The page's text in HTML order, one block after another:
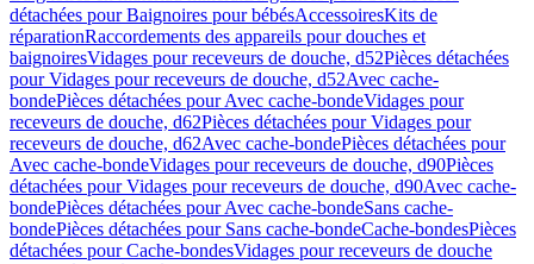
détachées pour Baignoires pour bébésAccessoiresKits de
réparationRaccordements des appareils pour douches et
baignoiresVidages pour receveurs de douche, d52Pièces détachées
pour Vidages pour receveurs de douche, d52Avec cache-
bondePièces détachées pour Avec cache-bondeVidages pour
receveurs de douche, d62Pièces détachées pour Vidages pour
receveurs de douche, d62Avec cache-bondePièces détachées pour
Avec cache-bondeVidages pour receveurs de douche, d90Pièces
détachées pour Vidages pour receveurs de douche, d90Avec cache-
bondePièces détachées pour Avec cache-bondeSans cache-
bondePièces détachées pour Sans cache-bondeCache-bondesPièces
détachées pour Cache-bondesVidages pour receveurs de douche